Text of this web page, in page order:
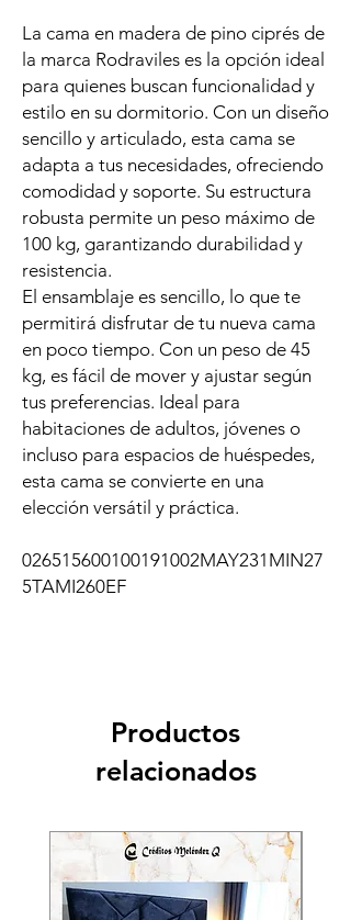
La cama en madera de pino ciprés de
la marca Rodraviles es la opción ideal
para quienes buscan funcionalidad y
estilo en su dormitorio. Con un diseño
sencillo y articulado, esta cama se
adapta a tus necesidades, ofreciendo
comodidad y soporte. Su estructura
robusta permite un peso máximo de
100 kg, garantizando durabilidad y
resistencia.
El ensamblaje es sencillo, lo que te
permitirá disfrutar de tu nueva cama
en poco tiempo. Con un peso de 45
kg, es fácil de mover y ajustar según
tus preferencias. Ideal para
habitaciones de adultos, jóvenes o
incluso para espacios de huéspedes,
esta cama se convierte en una
elección versátil y práctica.
026515600100191002MAY231MIN27
5TAMI260EF
Productos
relacionados